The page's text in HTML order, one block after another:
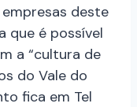
deste
que é possível
a “cultura de
do Vale do
fica em Tel